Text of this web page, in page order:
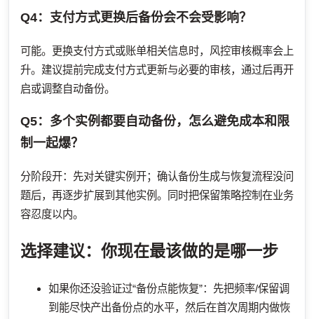
Q4：支付方式更换后备份会不会受影响？
可能。更换支付方式或账单相关信息时，风控审核概率会上
升。建议提前完成支付方式更新与必要的审核，通过后再开
启或调整自动备份。
Q5：多个实例都要自动备份，怎么避免成本和限
制一起爆？
分阶段开：先对关键实例开；确认备份生成与恢复流程没问
题后，再逐步扩展到其他实例。同时把保留策略控制在业务
容忍度以内。
选择建议：你现在最该做的是哪一步
如果你还没验证过“备份点能恢复”：先把频率/保留调
到能尽快产出备份点的水平，然后在首次周期内做恢